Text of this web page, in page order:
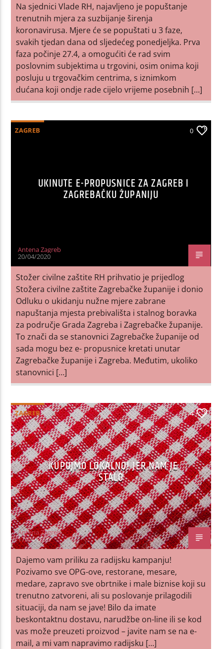
Na sjednici Vlade RH, najavljeno je popuštanje
trenutnih mjera za suzbijanje širenja
koronavirusa. Mjere će se popuštati u 3 faze,
svakih tjedan dana od sljedećeg ponedjeljka. Prva
faza počinje 27.4, a omogućiti će rad svim
poslovnim subjektima u trgovini, osim onima koji
posluju u trgovačkim centrima, s iznimkom
dućana koji ondje rade cijelo vrijeme posebnih […]
ZAGREB 0
UKINUTE E-PROPUSNICE ZA ZAGREB I
ZAGREBAČKU ŽUPANIJU
Antena Zagreb
20/04/2020
Stožer civilne zaštite RH prihvatio je prijedlog
Stožera civilne zaštite Zagrebačke županije i donio
Odluku o ukidanju nužne mjere zabrane
napuštanja mjesta prebivališta i stalnog boravka
za područje Grada Zagreba i Zagrebačke županije.
To znači da se stanovnici Zagrebačke županije od
sada mogu bez e- propusnice kretati unutar
Zagrebačke županije i Zagreba. Međutim, ukoliko
stanovnici […]
ZAGREB 4
KUPUJMO LOKALNO! JER NAM JE
STALO
Antena Zagreb
17/04/2020
Dajemo vam priliku za radijsku kampanju!
Pozivamo sve OPG-ove, restorane, mesare,
medare, zapravo sve obrtnike i male biznise koji su
trenutno zatvoreni, ali su poslovanje prilagodili
situaciji, da nam se jave! Bilo da imate
beskontaktnu dostavu, narudžbe on-line ili se kod
vas može preuzeti proizvod – javite nam se na e-
mail, a mi vam napravimo radijsku […]